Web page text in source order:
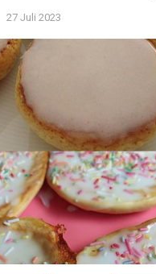
27 Juli 2023